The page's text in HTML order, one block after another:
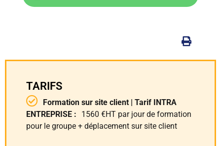
TARIFS
Formation sur site client | Tarif INTRA
ENTREPRISE :
1560 €HT par jour de formation
pour le groupe + déplacement sur site client